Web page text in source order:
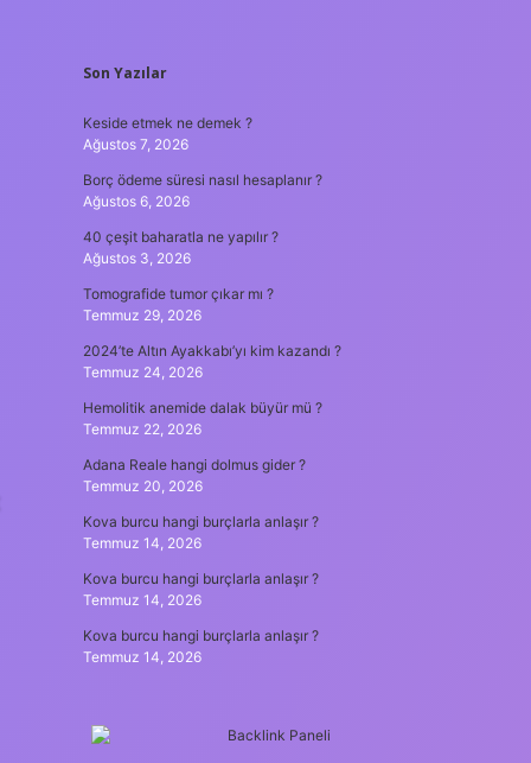
SIDEBAR
Son Yazılar
Keside etmek ne demek ?
Ağustos 7, 2026
Borç ödeme süresi nasıl hesaplanır ?
Ağustos 6, 2026
40 çeşit baharatla ne yapılır ?
Ağustos 3, 2026
Tomografide tumor çıkar mı ?
Temmuz 29, 2026
2024’te Altın Ayakkabı’yı kim kazandı ?
Temmuz 24, 2026
Hemolitik anemide dalak büyür mü ?
Temmuz 22, 2026
Adana Reale hangi dolmus gider ?
Temmuz 20, 2026
Kova burcu hangi burçlarla anlaşır ?
Temmuz 14, 2026
Kova burcu hangi burçlarla anlaşır ?
Temmuz 14, 2026
Kova burcu hangi burçlarla anlaşır ?
Temmuz 14, 2026